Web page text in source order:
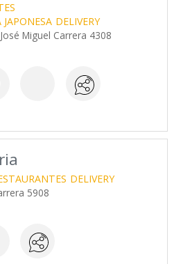
DELIVERY
Miguel Carrera 4308
DELIVERY
5908